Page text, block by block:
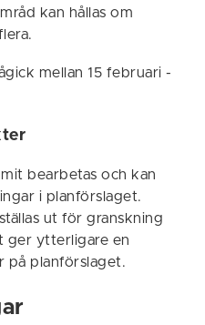
kan hållas om
mellan 15 februari -
bearbetas och kan
i planförslaget.
ut för granskning
ger ytterligare en
på planförslaget.